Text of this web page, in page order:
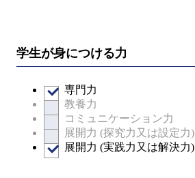
学生が身につける力
専門力
教養力
コミュニケーション力
展開力 (探究力又は設定力)
展開力 (実践力又は解決力)